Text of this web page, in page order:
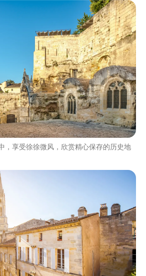
，享受徐徐微风，欣赏精心保存的历史地